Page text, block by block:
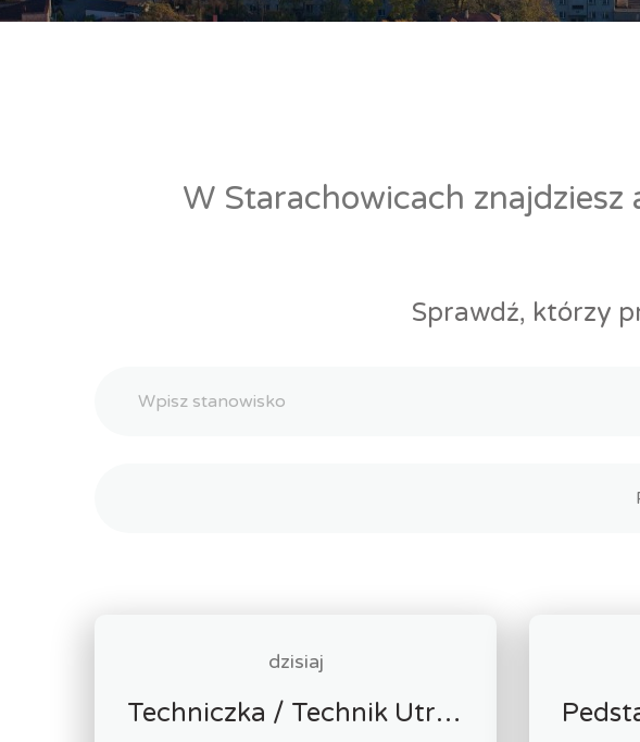
W Starachowicach
Sprawdź, którzy
dzisiaj
Techniczka / Technik Utrzymania Obiektu